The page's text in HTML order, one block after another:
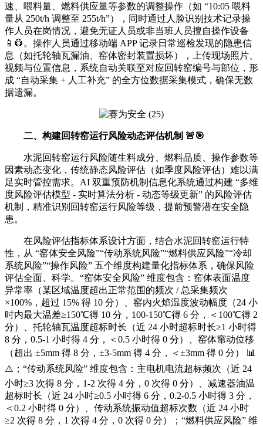
速、喂料量、燃料供应量等参数的调整操作（如 “10:05 喂料
量从 250t/h 调整至 255t/h”），同时通过人脸识别技术记录操
作人员在岗情况，避免无证人员或非当班人员擅自操作设备
📱👷。操作人员通过移动端 APP 记录日常巡检发现的隐患信
息（如托轮轴瓦漏油、窑体密封装置损坏），上传现场照片、
视频与位置信息，系统自动关联至对应回转窑编号与部位，形
成 “自动采集 + 人工补充” 的全方位数据采集模式，确保无数
据遗漏。
二、构建回转窑运行风险动态评估机制 🚨🎯
水泥回转窑运行风险随生料成分、燃料品质、操作参数等
因素动态变化，传统静态风险评估（如季度风险评估）难以满
足实时管控需求。AI 双重预防机制信息化系统通过构建 “多维
度风险评估模型 - 实时算法分析 - 动态等级更新” 的风险评估
机制，精准识别回转窑运行风险等级，提前预警潜在安全隐
患。
在风险评估指标体系设计方面，结合水泥回转窑运行特
性，从 “窑体安全风险”“传动系统风险”“燃料供应风险”“冷却
系统风险”“操作风险” 五个维度构建量化指标体系，确保风险
评估全面、科学。“窑体安全风险” 维度包含：窑体表面温度
异常率（某区域温度超出正常范围的频次 / 总采集频次
×100%，超过 15% 得 10 分）、窑内火焰温度波动幅度（24 小
时内最大温差≥150℃得 10 分，100-150℃得 6 分，＜100℃得 2
分）、托轮轴瓦温度超标时长（近 24 小时超标时长≥1 小时得
8 分，0.5-1 小时得 4 分，＜0.5 小时得 0 分）、窑体窜动位移
（超出 ±5mm 得 8 分，±3-5mm 得 4 分，＜±3mm 得 0 分） 📊
⚠️；“传动系统风险” 维度包含：主电机电流超标频次（近 24
小时≥3 次得 8 分，1-2 次得 4 分，0 次得 0 分）、减速器油温
超标时长（近 24 小时≥0.5 小时得 6 分，0.2-0.5 小时得 3 分，
＜0.2 小时得 0 分）、传动系统振动值超标次数（近 24 小时
≥2 次得 8 分，1 次得 4 分，0 次得 0 分）；“燃料供应风险” 维